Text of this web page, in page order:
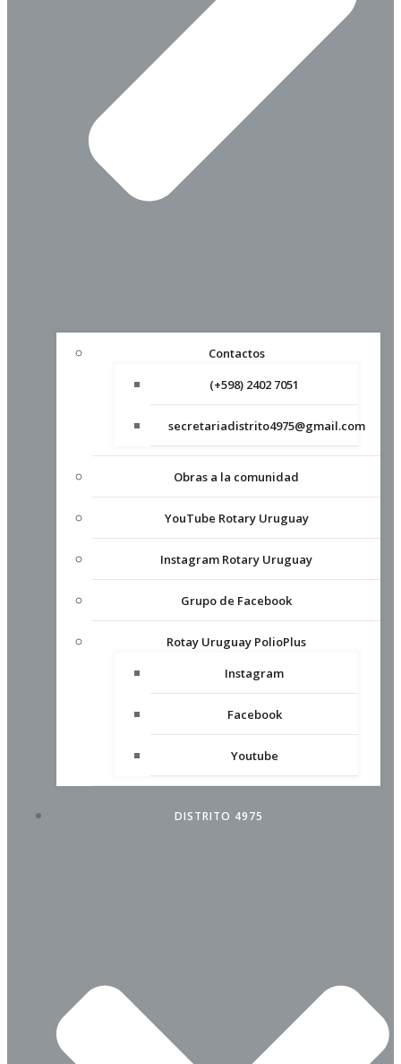
Contactos
(+598) 2402 7051
secretariadistrito4975@gmail.com
Obras a la comunidad
YouTube Rotary Uruguay
Instagram Rotary Uruguay
Grupo de Facebook
Rotay Uruguay PolioPlus
Instagram
Facebook
Youtube
DISTRITO 4975